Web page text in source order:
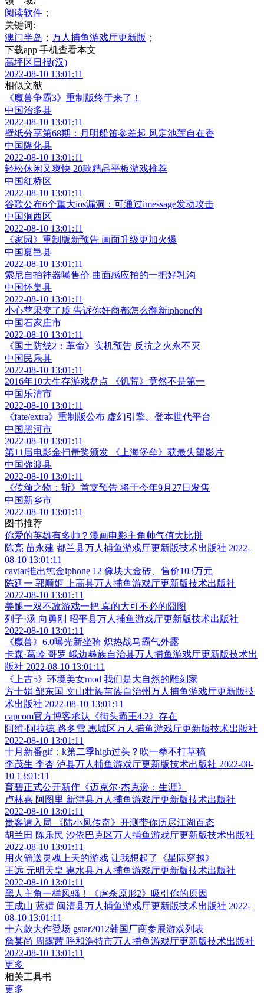
阅读软件 ；
关键词:
澳门半岛 ； 万人捕鱼游戏厅更新版 ；
下载app 手机查看本文
高坪区日报(汉)
2022-08-10 13:01:11
相似文献
《魔兽争霸3》重制版终于来了！
中国治多县
2022-08-10 13:01:11
壁纸分享第68期：月明船笛参差起 风定池莲自在香
中国隆化县
2022-08-10 13:01:11
轻松休闲又爽快 20款精品平板游戏推荐
中国红桥区
2022-08-10 13:01:11
谷歌公布6个重大ios漏洞：可通过imessage发动攻击
中国涧西区
2022-08-10 13:01:11
《家园》重制版新预告 画面升级更加火爆
中国夏邑县
2022-08-10 13:01:11
索尼自拍神器曝售价 曲面感应拍的一把好乳沟
中国怀集县
2022-08-10 13:01:11
小心苹果变了质 告诉你奸商都怎么翻新iphone的
中国石家庄市
2022-08-10 13:01:11
《国土防线2：革命》实机预告 反抗之火永不灭
中国民乐县
2022-08-10 13:01:11
2016年10大生存游戏盘点 《饥荒》竟然不是第一
中国乐清市
2022-08-10 13:01:11
《fate/extra》重制版公布 虚幻引擎、登本世代平台
中国黑河市
2022-08-10 13:01:11
第11届电影金扫帚奖颁发 《上海堡垒》获最失望影片
中国弥渡县
2022-08-10 13:01:11
《传颂之物：斩》首支预告 将于今年9月27日发售
中国新乡市
2022-08-10 13:01:11
图书推荐
你爱的英雄有多帅？漫画电影主角帅气值大比拼
陈亮 苗永建 都兰县万人捕鱼游戏厅更新版技术出版社 2022-
08-10 13:01:11
caviar推出纯金iphone 12 像块大金砖、售价103万元
陈廷一 郭顺姬 上高县万人捕鱼游戏厅更新版技术出版社
2022-08-10 13:01:11
美腿一双不敌游戏一把 真的大可不必的囧图
列子·汤 向勇刚 昭平县万人捕鱼游戏厅更新版技术出版社
2022-08-10 13:01:11
《魔兽》6.0曝光新坐骑 炽热战马霸气外露
卡森·葛岭 哥罗 峨边彝族自治县万人捕鱼游戏厅更新版技术出
版社 2022-08-10 13:01:11
《上古5》环境美女mod 我们是大自然的雕刻家
方士娟 邹东国 文山壮族苗族自治州万人捕鱼游戏厅更新版技
术出版社 2022-08-10 13:01:11
capcom官方博客承认《街头霸王4.2》存在
阿维·阿拉德 路冬雪 惠城区万人捕鱼游戏厅更新版技术出版社
2022-08-10 13:01:11
十月新番gif：k第二季high过头？吹一拳不打草稿
李茂生 李杏 泸县万人捕鱼游戏厅更新版技术出版社 2022-08-
10 13:01:11
育碧正式公开新作《迈克尔·杰克逊：生涯》
卢林嘉 阿图里 新津县万人捕鱼游戏厅更新版技术出版社
2022-08-10 13:01:11
贵客请入局 《陆小凤传奇》开测带你历尽江湖百态
胡兰田 陈乐民 沙依巴克区万人捕鱼游戏厅更新版技术出版社
2022-08-10 13:01:11
用火箭送灵魂上天的游戏 让我想起了《星际穿越》
王远 元明天皇 惠水县万人捕鱼游戏厅更新版技术出版社
2022-08-10 13:01:11
黑人主角一样风骚！《虐杀原形2》吸引你的原因
王成山 蓝婧 闽清县万人捕鱼游戏厅更新版技术出版社 2022-
08-10 13:01:11
十六款大作登场 gstar2012韩国厂商参展游戏列表
詹某尚 周露茜 呼和浩特市万人捕鱼游戏厅更新版技术出版社
2022-08-10 13:01:11
更多
相关工具书
更多